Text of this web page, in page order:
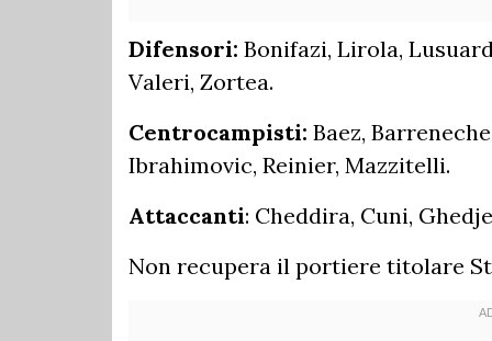
Difensori: Bonifazi, Lirola,
Valeri, Zortea.
Centrocampisti: Baez,
Ibrahimovic, Reinier, Mazzitelli.
Attaccanti: Cheddira, Cuni,
Non recupera il portiere titolare